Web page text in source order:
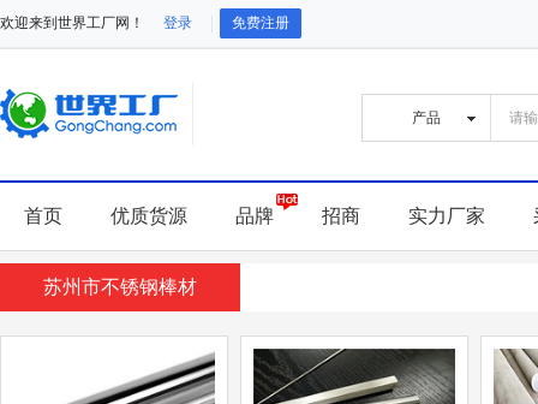
欢迎来到世界工厂网！ 登录 免费注册
首页 优质货源 品牌 招商 实力厂家
苏州市不锈钢棒材